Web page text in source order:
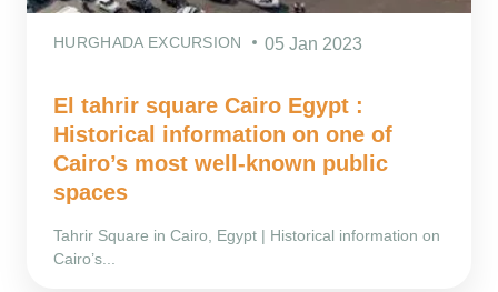
HURGHADA EXCURSION 05 Jan 2023
El tahrir square Cairo Egypt :
Historical information on one of
Cairo’s most well-known public
spaces
Tahrir Square in Cairo, Egypt | Historical information on
Cairo’s...